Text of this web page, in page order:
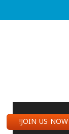
JOIN US NOW!